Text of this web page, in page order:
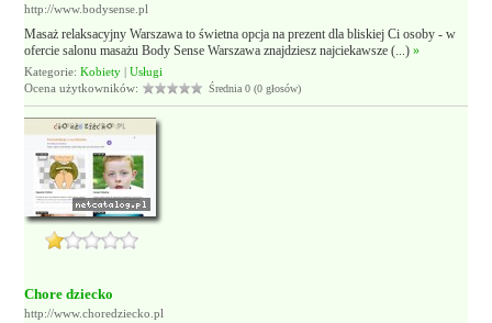
http://www.bodysense.pl
Masaż relaksacyjny Warszawa to świetna opcja na prezent dla bliskiej Ci osoby - w
ofercie salonu masażu Body Sense Warszawa znajdziesz najciekawsze (...)»
Kategorie:Kobiety |Usługi
Ocena użytkowników:
Średnia 0 (0 głosów)
Chore dziecko
http://www.choredziecko.pl